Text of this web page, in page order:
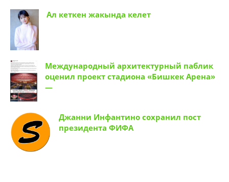
Ал кеткен жакында келет
Международный архитектурный паблик
оценил проект стадиона «Бишкек Арена»
—
Джанни Инфантино сохранил пост
президента ФИФА